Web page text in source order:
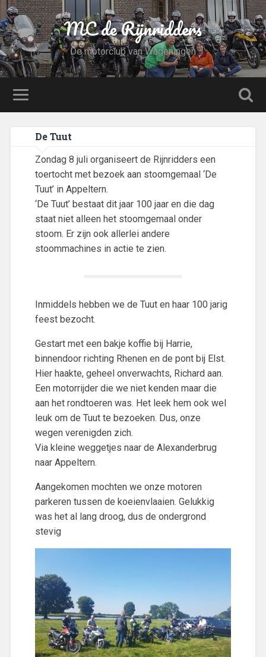
MC de Rijnridders
De motorclub van Wageningen
De Tuut
Zondag 8 juli organiseert de Rijnridders een
toertocht met bezoek aan stoomgemaal ‘De
Tuut’ in Appeltern.
‘De Tuut’ bestaat dit jaar 100 jaar en die dag
staat niet alleen het stoomgemaal onder
stoom. Er zijn ook allerlei andere
stoommachines in actie te zien.
Inmiddels hebben we de Tuut en haar 100 jarig
feest bezocht.
Gestart met een bakje koffie bij Harrie,
binnendoor richting Rhenen en de pont bij Elst.
Hier haakte, geheel onverwachts, Richard aan.
Een motorrijder die we niet kenden maar die
aan het rondtoeren was. Het leek hem ook wel
leuk om de Tuut te bezoeken. Dus, onze
wegen verenigden zich.
Via kleine weggetjes naar de Alexanderbrug
naar Appeltern.
Aangekomen mochten we onze motoren
parkeren tussen de koeienvlaaien. Gelukkig
was het al lang droog, dus de ondergrond
stevig